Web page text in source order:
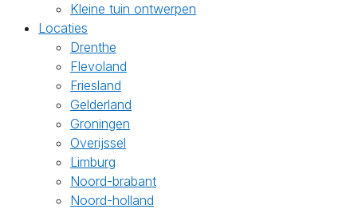
Kleine tuin ontwerpen
Locaties
Drenthe
Flevoland
Friesland
Gelderland
Groningen
Overijssel
Limburg
Noord-brabant
Noord-holland